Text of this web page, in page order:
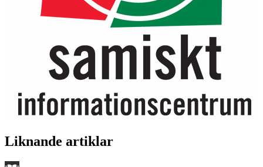
Liknande artiklar